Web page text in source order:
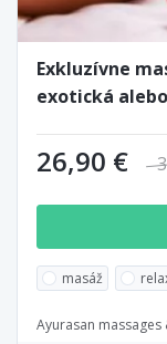
Exkluzívne
exotická
26,90 €
masáž
Ayurasan massages